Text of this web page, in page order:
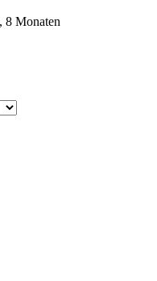
8 Monaten